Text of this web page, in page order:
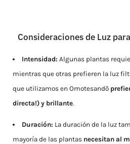
Consideraciones de Luz
Intensidad: Algunas plantas
mientras que otras prefieren la luz
que utilizamos en Omotesandō
directa!) y brillante.
Duración: La duración de la luz
mayoría de las plantas necesitan al